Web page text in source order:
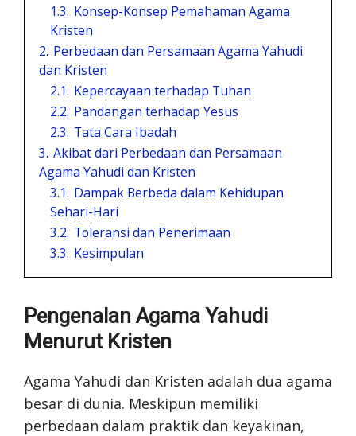
1.3. Konsep-Konsep Pemahaman Agama
Kristen
2. Perbedaan dan Persamaan Agama Yahudi
dan Kristen
2.1. Kepercayaan terhadap Tuhan
2.2. Pandangan terhadap Yesus
2.3. Tata Cara Ibadah
3. Akibat dari Perbedaan dan Persamaan
Agama Yahudi dan Kristen
3.1. Dampak Berbeda dalam Kehidupan
Sehari-Hari
3.2. Toleransi dan Penerimaan
3.3. Kesimpulan
Pengenalan Agama Yahudi
Menurut Kristen
Agama Yahudi dan Kristen adalah dua agama
besar di dunia. Meskipun memiliki
perbedaan dalam praktik dan keyakinan,